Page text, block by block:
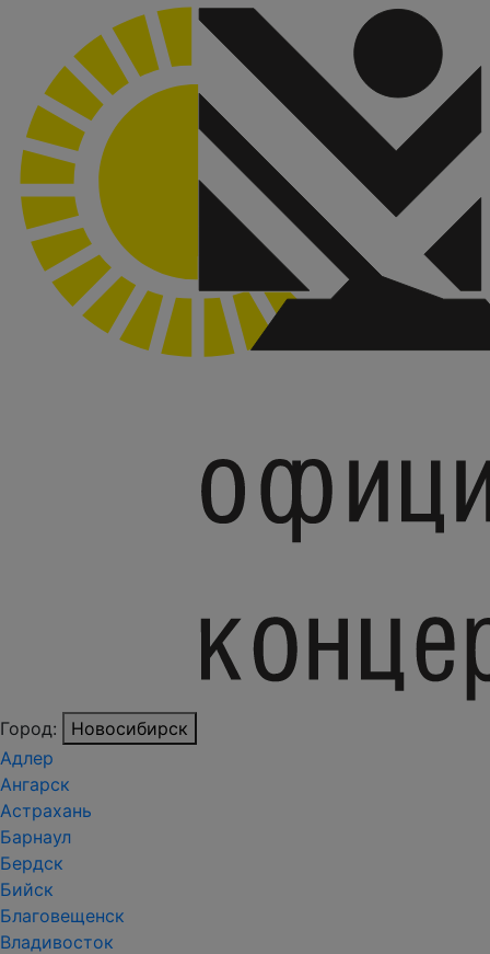
Город:
Новосибирск
Адлер
Ангарск
Астрахань
Барнаул
Бердск
Бийск
Благовещенск
Владивосток